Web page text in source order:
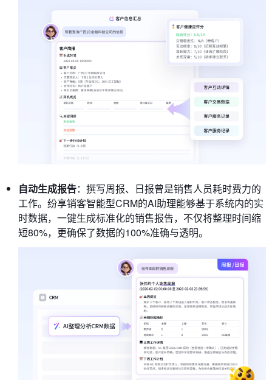
自动生成报告：撰写周报、日报曾是销售人员耗时费力的
工作。纷享销客智能型CRM的AI助理能够基于系统内的实
时数据，一键生成标准化的销售报告，不仅将整理时间缩
短80%，更确保了数据的100%准确与透明。